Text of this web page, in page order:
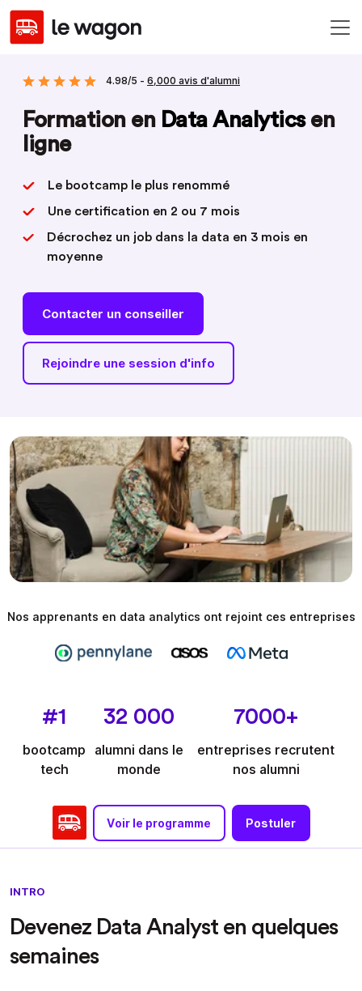
4.98/5 - 6,000 avis d'alumni
Formation en Data Analyticsen
ligne
Le bootcamp le plus renommé
Une certification en 2 ou 7 mois
Décrochez un job dans la data en 3 mois en
moyenne
Contacter un conseiller
Rejoindre une session d'info
Nos apprenants en data analytics ont rejoint ces entreprises
#1
bootcamp
tech
32 000
alumni dans le
monde
7000+
entreprises recrutent
nos alumni
Voir le programme Postuler
INTRO
Devenez Data Analyst en quelques
semaines